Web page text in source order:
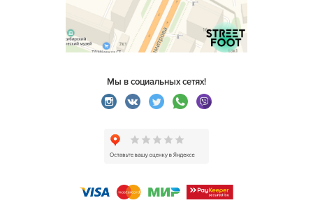
Мы в социальных сетях!